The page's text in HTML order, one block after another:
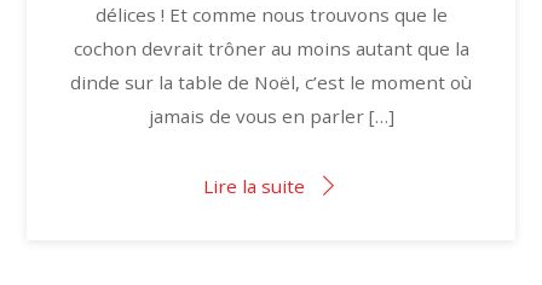
délices ! Et comme nous trouvons que le
cochon devrait trôner au moins autant que la
dinde sur la table de Noël, c’est le moment où
jamais de vous en parler […]
Lire la suite